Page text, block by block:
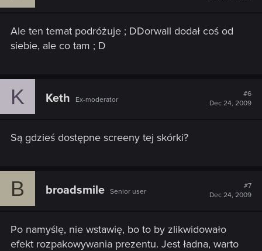
Ale ten temat podróżuje ; DDorwall dodał coś od
siebie, ale co tam ; D
K Keth Ex-moderator
#6
Dec 24, 2009
Są gdzieś dostępne screeny tej skórki?
B broadsmile Senior user
#7
Dec 24, 2009
Po namyślę, nie wstawię, bo to by zlikwidowało
efekt rozpakowywania prezentu. Jest ładna, warto